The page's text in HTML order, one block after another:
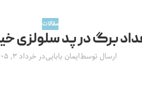
مقالات
برگ در پد سلولزی
ارسال توسطایمان باباییدر خرداد ۳, ۱۴۰۵